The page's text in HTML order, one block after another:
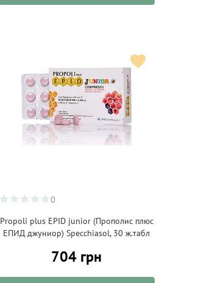
0
Propoli plus EPID junior (Прополис плюс
ЕПИД джуниор) Specchiasol, 30 ж.табл
704 грн